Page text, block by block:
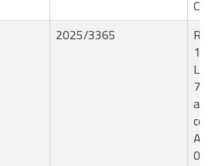
2025/3365